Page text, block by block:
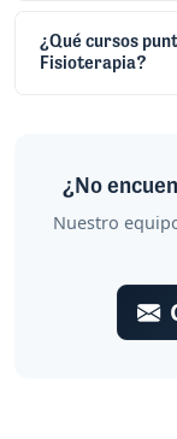
¿Qué cursos
Fisioterapia?
¿No
Nuestro